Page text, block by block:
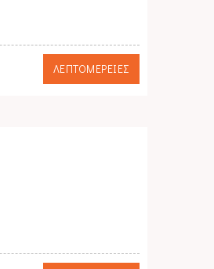
ΛΕΠΤΟΜΕΡΕΙΕΣ